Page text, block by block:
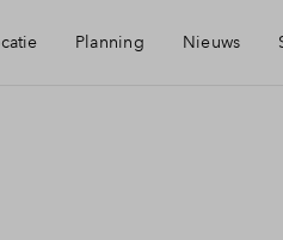
Planning Nieuws